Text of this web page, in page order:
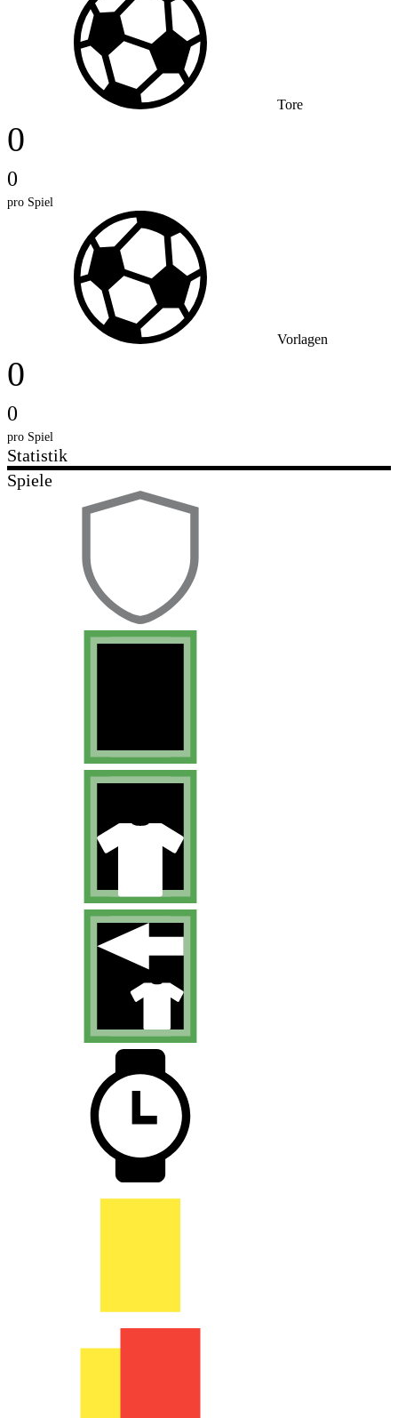
Tore
0
0
pro Spiel
Vorlagen
0
0
pro Spiel
Statistik
Spiele